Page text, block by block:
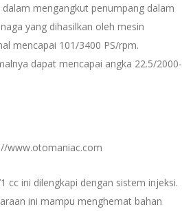
mengangkut penumpang dalam
yang dihasilkan oleh mesin
mencapai 101/3400 PS/rpm.
dapat mencapai angka 22.5/2000-
www.otomaniac.com
cc ini dilengkapi dengan sistem injeksi.
ini mampu menghemat bahan